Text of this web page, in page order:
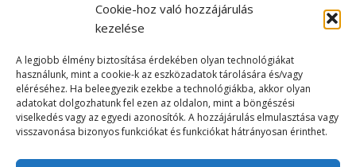
Cookie-hoz való hozzájárulás
kezelése
A legjobb élmény biztosítása érdekében olyan technológiákat
használunk, mint a cookie-k az eszközadatok tárolására és/vagy
eléréséhez. Ha beleegyezik ezekbe a technológiákba, akkor olyan
adatokat dolgozhatunk fel ezen az oldalon, mint a böngészési
viselkedés vagy az egyedi azonosítók. A hozzájárulás elmulasztása vagy
visszavonása bizonyos funkciókat és funkciókat hátrányosan érinthet.
LÉTESÍTMÉNYEINK
Városligeti Műjégpálya
Margitszigeti Atlétikai Centrum
Zugligeti úti Sport- és Szabadidőközpont
Ifjúsági szállók